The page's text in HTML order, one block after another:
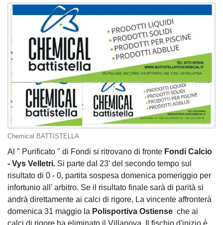
Chemical BATTISTELLA
Al " Purificato " di Fondi si ritrovano di fronte Fondi Calcio
- Vys Velletri. Si parte dal 23' del secondo tempo sul
risultato di 0 - 0, partita sospesa domenica pomeriggio per
infortunio all' arbitro. Se il risultato finale sarà di parità si
andrà direttamente ai calci di rigore, La vincente affronterà
domenica 31 maggio la Polisportiva Ostiense che ai